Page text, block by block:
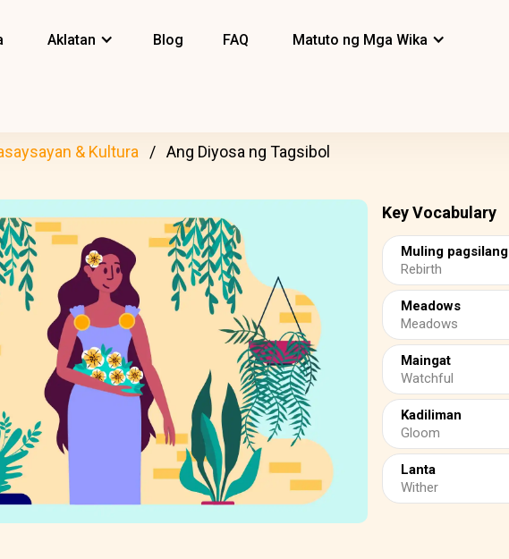
Aklatan Blog FAQ Matuto ng Mga Wika
& Kultura Ang Diyosa ng Tagsibol
Key Vocabulary
Muling pagsilang
Rebirth
Meadows
Meadows
Maingat
Watchful
Kadiliman
Gloom
Lanta
Wither